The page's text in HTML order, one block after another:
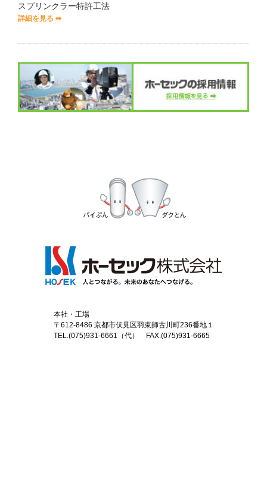
スプリンクラー特許工法
詳細を見る ➡︎
本社・工場
〒612-8486 京都市伏見区羽束師古川町236番地１
TEL.(075)931-6661（代） FAX.(075)931-6665